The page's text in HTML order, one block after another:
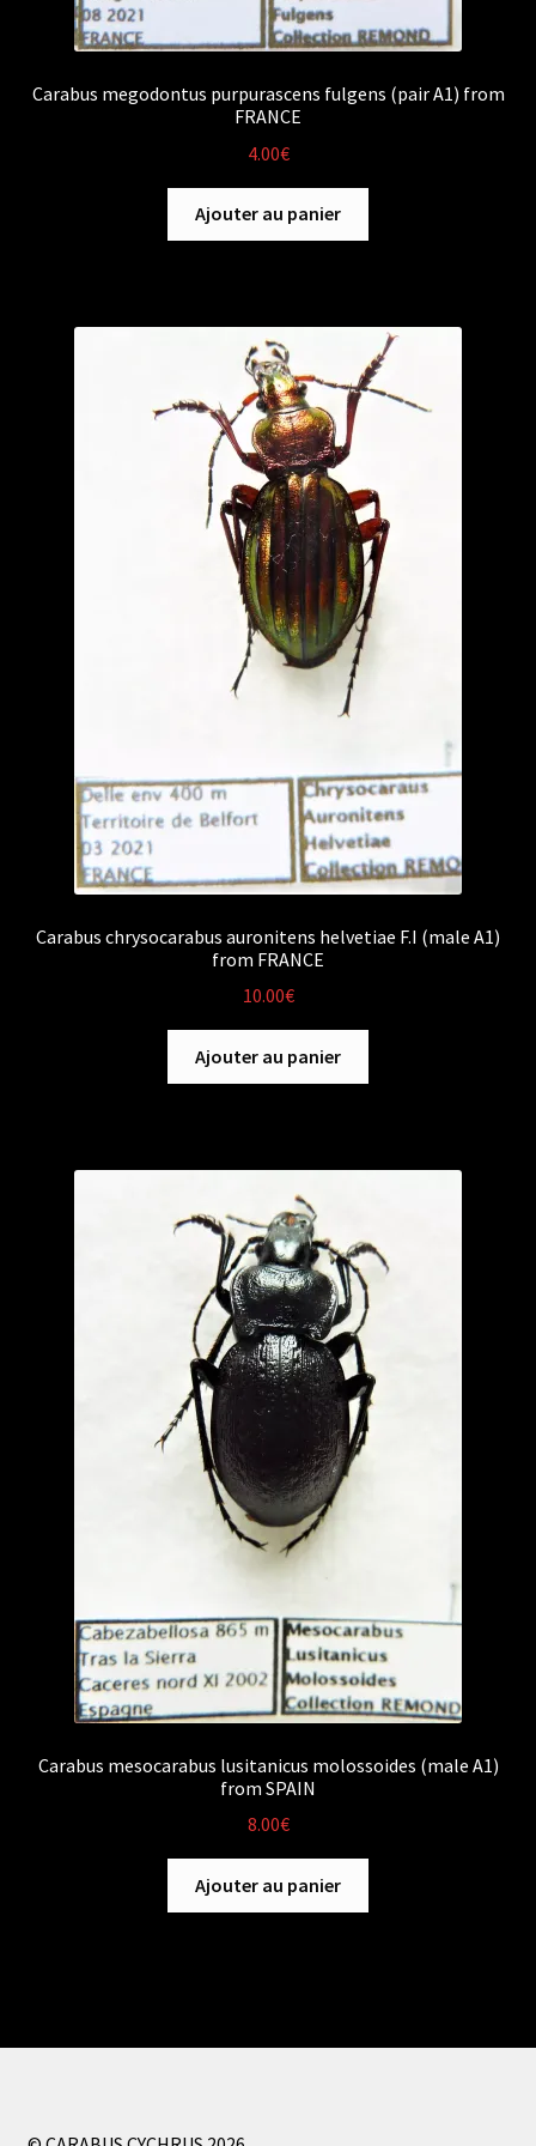
Carabus megodontus purpurascens fulgens (pair A1) from
FRANCE
4.00€
Ajouter au panier
Carabus chrysocarabus auronitens helvetiae F.I (male A1)
from FRANCE
10.00€
Ajouter au panier
Carabus mesocarabus lusitanicus molossoides (male A1)
from SPAIN
8.00€
Ajouter au panier